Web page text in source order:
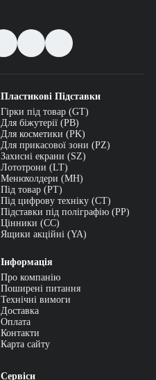
Пластикові Підставки
Гірки під товар (GT)
Для біжутерії (PB)
Для косметики (PK)
Для прикасової зони (PZ)
Захисні екрани (SZ)
Лототрони (LT)
Менюхолдери (MH)
Під товар (PT)
Під цифрову техніку (CT)
Підставки під поліграфію (PP)
Цінники (СС)
Ящики акційні (YA)
Інформація
Про компанію
Поширені питання
Технічні вимоги
Доставка
Оплата
Контакти
Карта сайту
Сервіси